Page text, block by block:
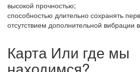
высокой прочностью;
способностью длительно сохранять
отсутствием дополнительной вибрации
Карта Или где мы